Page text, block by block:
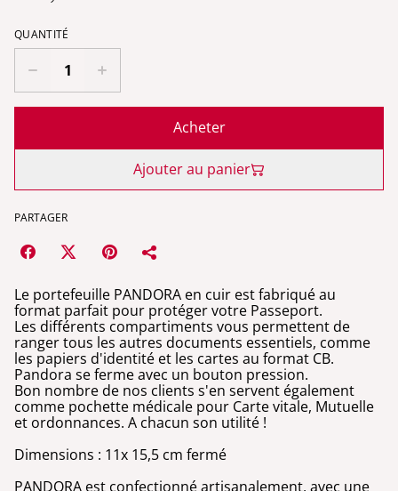
QUANTITÉ
Acheter
Ajouter au panier
PARTAGER
Le portefeuille PANDORA en cuir est fabriqué au
format parfait pour protéger votre Passeport.
Les différents compartiments vous permettent de
ranger tous les autres documents essentiels, comme
les papiers d'identité et les cartes au format CB.
Pandora se ferme avec un bouton pression.
Bon nombre de nos clients s'en servent également
comme pochette médicale pour Carte vitale, Mutuelle
et ordonnances. A chacun son utilité !
Dimensions : 11x 15,5 cm fermé
PANDORA est confectionné artisanalement, avec une